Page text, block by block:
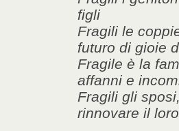
figli
Fragili le
futuro di gioie
Fragile è la
affanni e
Fragili gli
rinnovare il